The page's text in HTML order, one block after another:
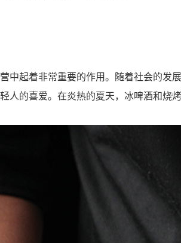
中起着非常重要的作用。随着社会的发
人的喜爱。在炎热的夏天，冰啤酒和烧